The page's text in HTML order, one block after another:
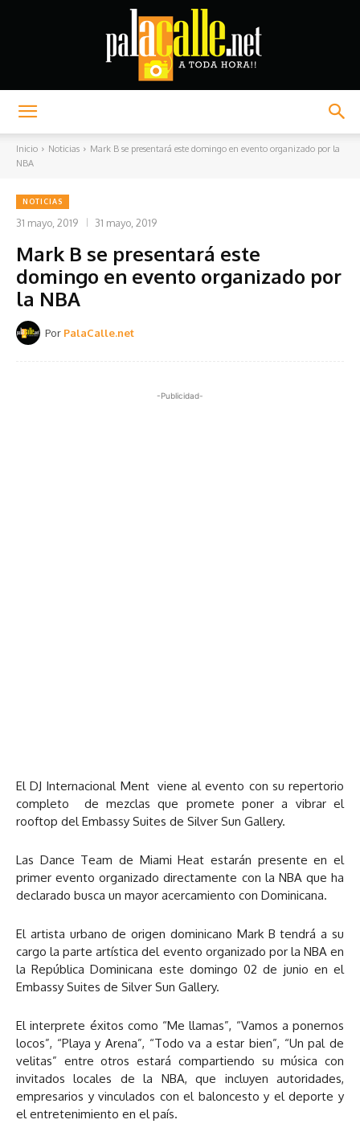
Inicio Noticias
Mark B se presentará este domingo en evento organizado por la
NBA
NOTICIAS
31 mayo, 2019 31 mayo, 2019
Mark B se presentará este
domingo en evento organizado por
la NBA
Por PalaCalle.net
-Publicidad-
El DJ Internacional Ment viene al evento con su repertorio
completo de mezclas que promete poner a vibrar el
rooftop del Embassy Suites de Silver Sun Gallery.
Las Dance Team de Miami Heat estarán presente en el
primer evento organizado directamente con la NBA que ha
declarado busca un mayor acercamiento con Dominicana.
El artista urbano de origen dominicano Mark B tendrá a su
cargo la parte artística del evento organizado por la NBA en
la República Dominicana este domingo 02 de junio en el
Embassy Suites de Silver Sun Gallery.
El interprete éxitos como “Me llamas”, “Vamos a ponernos
locos”, “Playa y Arena”, “Todo va a estar bien”, “Un pal de
velitas” entre otros estará compartiendo su música con
invitados locales de la NBA, que incluyen autoridades,
empresarios y vinculados con el baloncesto y el deporte y
el entretenimiento en el país.